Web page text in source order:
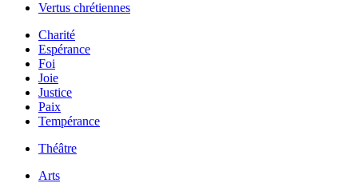
Vertus chrétiennes
Charité
Espérance
Foi
Joie
Justice
Paix
Tempérance
Théâtre
Arts